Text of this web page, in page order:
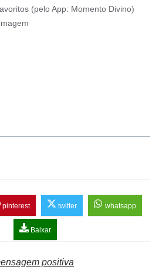
(pelo App: Momento Divino)
pinterest twitter whatsapp
Baixar
positiva